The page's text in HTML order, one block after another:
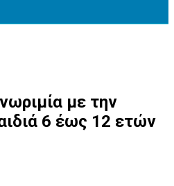
με την
6 έως 12 ετών